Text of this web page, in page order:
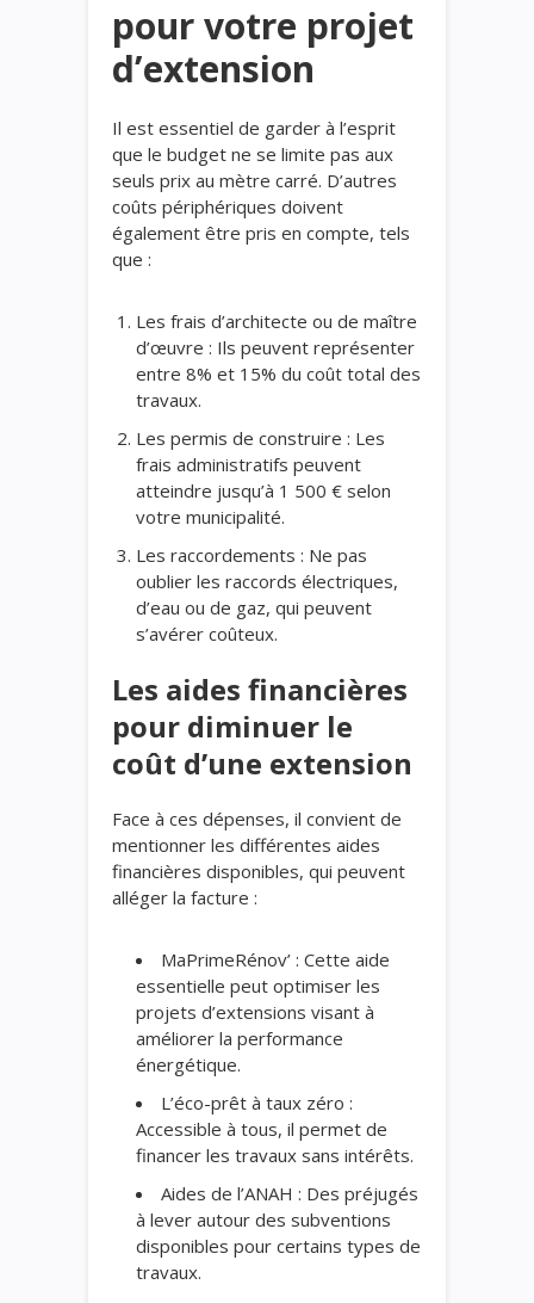
pour votre projet
d’extension
Il est essentiel de garder à l’esprit
que le budget ne se limite pas aux
seuls prix au mètre carré. D’autres
coûts périphériques doivent
également être pris en compte, tels
que :
Les frais d’architecte ou de maître
d’œuvre : Ils peuvent représenter
entre 8% et 15% du coût total des
travaux.
Les permis de construire : Les
frais administratifs peuvent
atteindre jusqu’à 1 500 € selon
votre municipalité.
Les raccordements : Ne pas
oublier les raccords électriques,
d’eau ou de gaz, qui peuvent
s’avérer coûteux.
Les aides financières
pour diminuer le
coût d’une extension
Face à ces dépenses, il convient de
mentionner les différentes aides
financières disponibles, qui peuvent
alléger la facture :
MaPrimeRénov’ : Cette aide
essentielle peut optimiser les
projets d’extensions visant à
améliorer la performance
énergétique.
L’éco-prêt à taux zéro :
Accessible à tous, il permet de
financer les travaux sans intérêts.
Aides de l’ANAH : Des préjugés
à lever autour des subventions
disponibles pour certains types de
travaux.